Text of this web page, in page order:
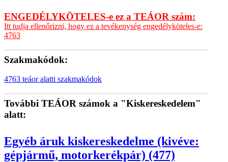
ENGEDÉLYKÖTELES-e ez a TEÁOR szám:
Itt tudja ellenőrizni, hogy ez a tevékenység engedélyköteles-e:
4763
Szakmakódok:
4763 teáor alatti szakmakódok
További TEÁOR számok a "Kiskereskedelem"
alatt:
Egyéb áruk kiskereskedelme (kivéve:
gépjármű, motorkerékpár) (477)